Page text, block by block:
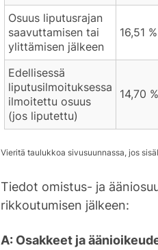
Osuus liputusrajan
saavuttamisen tai
ylittämisen jälkeen
16,51 %
Edellisessä
liputusilmoituksessa
ilmoitettu osuus
(jos liputettu)
14,70 %
Tiedot omistus- ja
rikkoutumisen jälkeen:
A: Osakkeet ja